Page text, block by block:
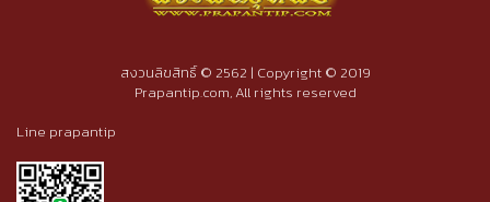
สงวนลิขสิทธิ์ © 2562 | Copyright © 2019
Prapantip.com, All rights reserved
Line prapantip